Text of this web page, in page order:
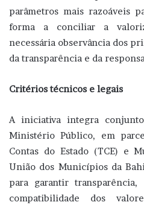
parâmetros mais razoáveis
forma a conciliar a
necessária observância dos
da transparência e da
Critérios técnicos e legais
A iniciativa integra
Ministério Público, em
Contas do Estado (TCE) e
União dos Municípios da
para garantir
compatibilidade dos